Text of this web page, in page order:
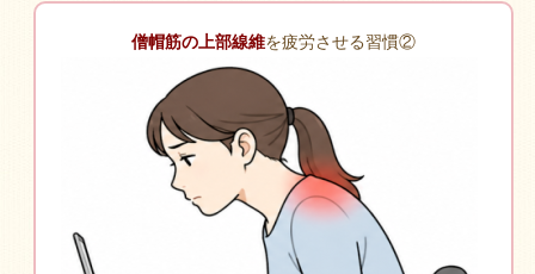
僧帽筋の上部線維を疲労させる習慣②